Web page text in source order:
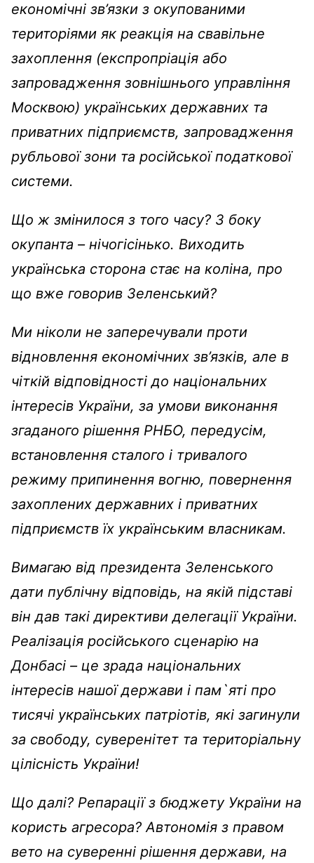
економічні зв’язки з окупованими
територіями як реакція на свавільне
захоплення (експропріація або
запровадження зовнішнього управління
Москвою) українських державних та
приватних підприємств, запровадження
рубльової зони та російської податкової
системи.
Що ж змінилося з того часу? З боку
окупанта – нічогісінько. Виходить
українська сторона стає на коліна, про
що вже говорив Зеленський?
Ми ніколи не заперечували проти
відновлення економічних зв’язків, але в
чіткій відповідності до національних
інтересів України, за умови виконання
згаданого рішення РНБО, передусім,
встановлення сталого і тривалого
режиму припинення вогню, повернення
захоплених державних і приватних
підприємств їх українським власникам.
Вимагаю від президента Зеленського
дати публічну відповідь, на якій підставі
він дав такі директиви делегації України.
Реалізація російського сценарію на
Донбасі – це зрада національних
інтересів нашої держави і пам`яті про
тисячі українських патріотів, які загинули
за свободу, суверенітет та територіальну
цілісність України!
Що далі? Репарації з бюджету України на
користь агресора? Автономія з правом
вето на суверенні рішення держави, на